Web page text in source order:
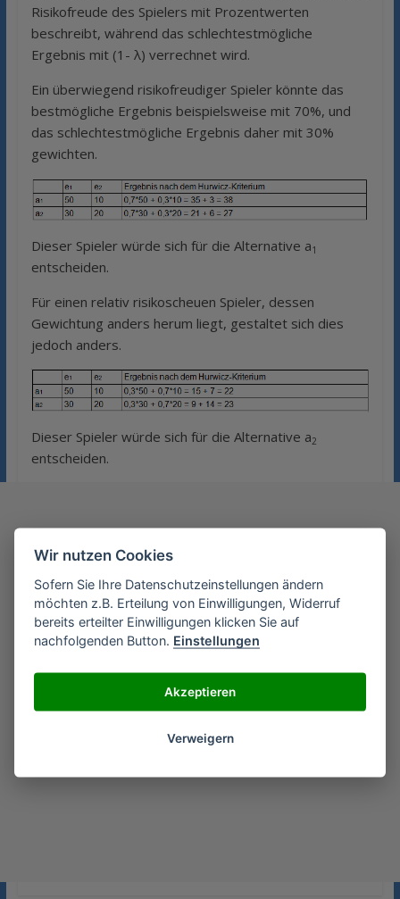
Risikofreude des Spielers mit Prozentwerten
beschreibt, während das schlechtestmögliche
Ergebnis mit (1- λ) verrechnet wird.
Ein überwiegend risikofreudiger Spieler könnte das
bestmögliche Ergebnis beispielsweise mit 70%, und
das schlechtestmögliche Ergebnis daher mit 30%
gewichten.
Dieser Spieler würde sich für die Alternative a1
entscheiden.
Für einen relativ risikoscheuen Spieler, dessen
Gewichtung anders herum liegt, gestaltet sich dies
jedoch anders.
Dieser Spieler würde sich für die Alternative a2
entscheiden.
Wir nutzen Cookies
Sofern Sie Ihre Datenschutzeinstellungen ändern
möchten z.B. Erteilung von Einwilligungen, Widerruf
bereits erteilter Einwilligungen klicken Sie auf
nachfolgenden Button. Einstellungen
Akzeptieren
Verweigern